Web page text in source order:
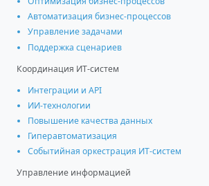
Автоматизация бизнес-процессов
Управление задачами
Поддержка сценариев
Координация ИТ-систем
Интеграции и АРІ
ИИ-технологии
Повышение качества данных
Гиперавтоматизация
Событийная оркестрация ИТ-систем
Управление информацией